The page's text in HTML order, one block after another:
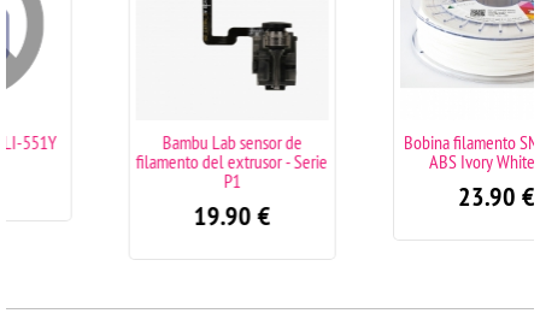
Bambu Lab sensor de
filamento del extrusor - Serie
€
Bobina filamento SMARTFIL
ABS Ivory White 1kg
€